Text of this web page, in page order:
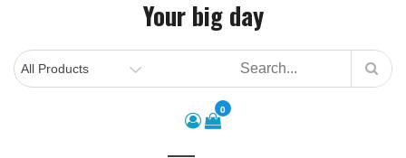
content
Your big day
0